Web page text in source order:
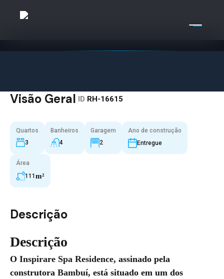
Visão Geral ID RH-16615
Quartos
3
Banheiros
4
Garagem
2
Ano de construção
Entregue
Área
111m²
Descrição
Descrição
O Inspirare Spa Residence, assinado pela
construtora Bambuí, está situado em um dos